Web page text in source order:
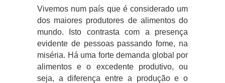
Vivemos num país que é considerado um
dos maiores produtores de alimentos do
mundo. Isto contrasta com a presença
evidente de pessoas passando fome, na
miséria. Há uma forte demanda global por
alimentos e o excedente produtivo, ou
seja, a diferença entre a produção e o